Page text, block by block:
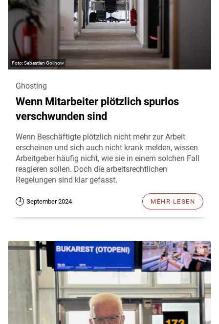
Sebastian Gollnow
Ghosting
Wenn Mitarbeiter plötzlich spurlos
verschwunden sind
Wenn Beschäftigte plötzlich nicht mehr zur Arbeit
erscheinen und sich auch nicht krank melden, wissen
Arbeitgeber häufig nicht, wie sie in einem solchen Fall
reagieren sollen. Doch die arbeitsrechtlichen
Regelungen sind klar gefasst.
September 2024 MEHR LESEN